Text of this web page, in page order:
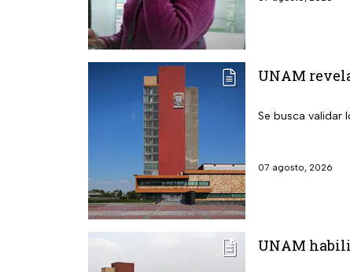
UNAM
Se busca validar
07 agosto, 2026
UNAM